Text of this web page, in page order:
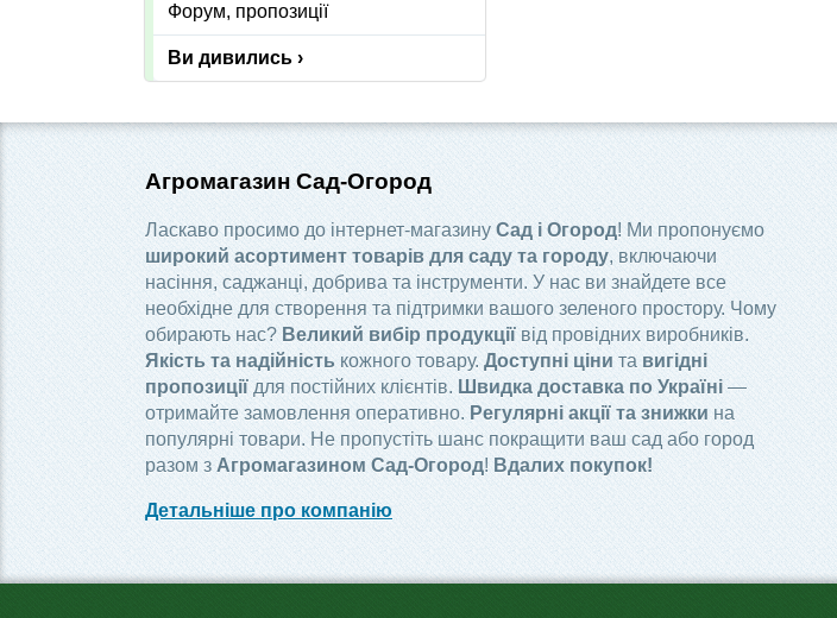
Форум, пропозиції
Ви дивились ›
Агромагазин Сад-Огород
Ласкаво просимо до інтернет-магазину Сад і Огород! Ми пропонуємо
широкий асортимент товарів для саду та городу, включаючи
насіння, саджанці, добрива та інструменти. У нас ви знайдете все
необхідне для створення та підтримки вашого зеленого простору. Чому
обирають нас? Великий вибір продукції від провідних виробників.
Якість та надійність кожного товару.Доступні ціни та вигідні
пропозиціїдля постійних клієнтів. Швидка доставка по Україні—
отримайте замовлення оперативно. Регулярні акції та знижки на
популярні товари. Не пропустіть шанс покращити ваш сад або город
разом зАгромагазином Сад-Огород! Вдалих покупок!
Детальніше про компанію